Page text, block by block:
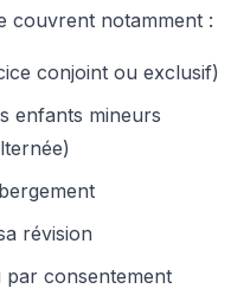
couvrent notamment :
conjoint ou exclusif)
enfants mineurs
révision
consentement